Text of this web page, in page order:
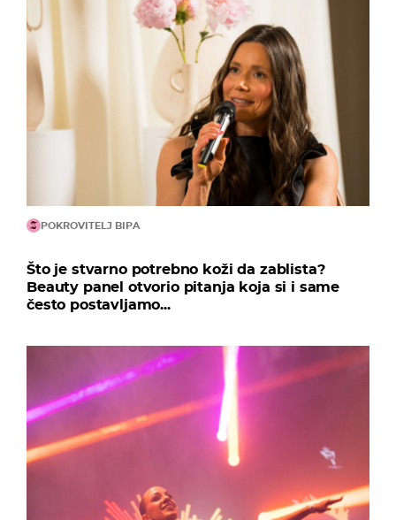
POKROVITELJ BIPA
Što je stvarno potrebno koži da zablista?
Beauty panel otvorio pitanja koja si i same
često postavljamo...